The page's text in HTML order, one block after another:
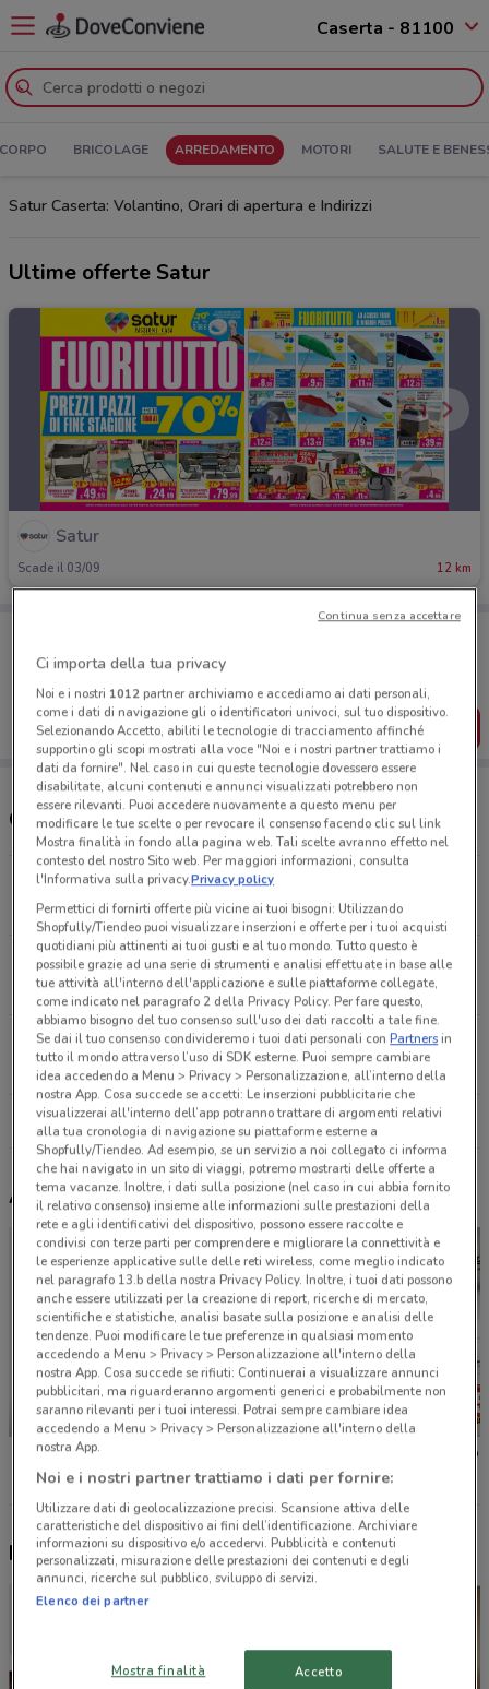
Caserta - 81100
BRICOLAGE ARREDAMENTO MOTORI SALUTE E
Satur Caserta: Volantino, Orari di apertura e Indirizzi
Ultime offerte Satur
Satur
Scade il 03/09 12 km
salvarle e creare la tua lista del risparmio, comodamente
dal tuo cellulare.
SCARICA L’APP
Orari e Negozi Satur
Strada Statale 7 bis Teverola
12.8 km
S.S. 7 Bis 64 Nola
22.1 km
S.S. 7 Bis Km.51,5 66 Nola
22.2 km
Tutti i negozi Satur
Altri volantini nelle vicinanze
NUOVO
JYSK Dotolo
Nuovi prodotti da provare
Ci importa della tua privacy
Noi e i nostri 1012partner archiviamo e accediamo ai dati personali,
come i dati di navigazione gli o identificatori univoci, sul tuo dispositivo.
Selezionando Accetto, abiliti le tecnologie di tracciamento affinché
supportino gli scopi mostrati alla voce "Noi e i nostri partner trattiamo i
dati da fornire". Nel caso in cui queste tecnologie dovessero essere
disabilitate, alcuni contenuti e annunci visualizzati potrebbero non
essere rilevanti. Puoi accedere nuovamente a questo menu per
modificare le tue scelte o per revocare il consenso facendo clic sul link
Mostra finalità in fondo alla pagina web. Tali scelte avranno effetto nel
contesto del nostro Sito web. Per maggiori informazioni, consulta
l'Informativa sulla privacy.Privacy policy
Permettici di fornirti offerte più vicine ai tuoi bisogni: Utilizzando
Shopfully/Tiendeo puoi visualizzare inserzioni e offerte per i tuoi acquisti
quotidiani più attinenti ai tuoi gusti e al tuo mondo. Tutto questo è
possibile grazie ad una serie di strumenti e analisi effettuate in base alle
tue attività all'interno dell'applicazione e sulle piattaforme collegate,
come indicato nel paragrafo 2 della Privacy Policy. Per fare questo,
abbiamo bisogno del tuo consenso sull'uso dei dati raccolti a tale fine.
Se dai il tuo consenso condivideremo i tuoi dati personali conPartnersin
tutto il mondo attraverso l’uso di SDK esterne. Puoi sempre cambiare
idea accedendo a Menu > Privacy > Personalizzazione, all’interno della
nostra App. Cosa succede se accetti: Le inserzioni pubblicitarie che
visualizzerai all'interno dell’app potranno trattare di argomenti relativi
alla tua cronologia di navigazione su piattaforme esterne a
Shopfully/Tiendeo. Ad esempio, se un servizio a noi collegato ci informa
che hai navigato in un sito di viaggi, potremo mostrarti delle offerte a
tema vacanze. Inoltre, i dati sulla posizione (nel caso in cui abbia fornito
il relativo consenso) insieme alle informazioni sulle prestazioni della
rete e agli identificativi del dispositivo, possono essere raccolte e
condivisi con terze parti per comprendere e migliorare la connettività e
le esperienze applicative sulle delle reti wireless, come meglio indicato
nel paragrafo 13.b della nostra Privacy Policy. Inoltre, i tuoi dati possono
anche essere utilizzati per la creazione di report, ricerche di mercato,
scientifiche e statistiche, analisi basate sulla posizione e analisi delle
tendenze. Puoi modificare le tue preferenze in qualsiasi momento
accedendo a Menu > Privacy > Personalizzazione all'interno della
nostra App. Cosa succede se rifiuti: Continuerai a visualizzare annunci
pubblicitari, ma riguarderanno argomenti generici e probabilmente non
saranno rilevanti per i tuoi interessi. Potrai sempre cambiare idea
accedendo a Menu > Privacy > Personalizzazione all'interno della
nostra App.
Noi e i nostri partner trattiamo i dati per fornire:
Utilizzare dati di geolocalizzazione precisi. Scansione attiva delle
caratteristiche del dispositivo ai fini dell’identificazione. Archiviare
informazioni su dispositivo e/o accedervi. Pubblicità e contenuti
personalizzati, misurazione delle prestazioni dei contenuti e degli
annunci, ricerche sul pubblico, sviluppo di servizi.
Elenco dei partner
Mostra finalità Accetto
Continua senza accettare